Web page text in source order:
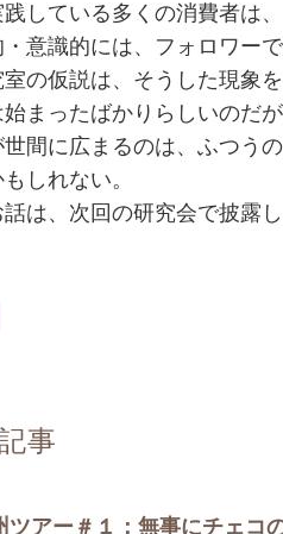
している多くの消費者は
意識的には、フォロワー
の仮説は、そうした現象
まったばかりらしいのだが
間に広まるのは、ふつう
しれない。
は、次回の研究会で披露し
事
ツアー＃１：無事にチェコ